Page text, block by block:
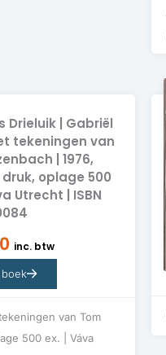
Drieluik | Gabriël
tekeningen van
| 1976,
oplage 500
Utrecht | ISBN
inc. btw
boek
van Tom
500 ex. | Váva